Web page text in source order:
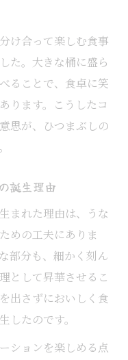
け合って楽しむ食事
た。大きな桶に盛ら
ることで、食卓に笑
ります。こうしたコ
思が、ひつまぶしの
誕生理由
まれた理由は、うな
めの工夫にありま
部分も、細かく刻ん
として昇華させるこ
出さずにおいしく食
したのです。
ションを楽しめる点